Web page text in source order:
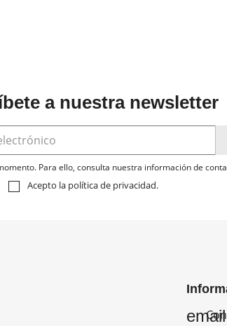
a nuestra newsletter
Para ello, consulta nuestra información de
Acepto la política de privacidad.
email